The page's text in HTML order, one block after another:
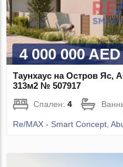
4 000 000 AED
Таунхаус на Остров Яс,
313м2 № 507917
Спален:4
Re/MAX - Smart Concept,